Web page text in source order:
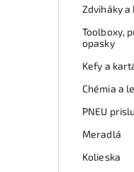
Zdviháky
Toolboxy,
opasky
Kefy a
Chémia a
PNEU
Meradlá
Kolieska